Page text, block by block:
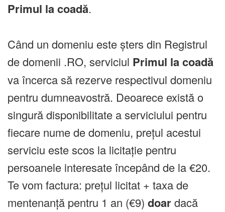
Primul la coadă.
Când un domeniu este șters din Registrul
de domenii .RO, serviciul Primul la coadă
va încerca să rezerve respectivul domeniu
pentru dumneavostră. Deoarece există o
singură disponibilitate a serviciului pentru
fiecare nume de domeniu, prețul acestui
serviciu este scos la licitație pentru
persoanele interesate începând de la €20.
Te vom factura: prețul licitat + taxa de
mentenanță pentru 1 an (€9) doardacă